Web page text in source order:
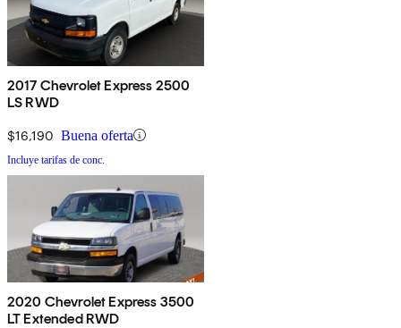
2017 Chevrolet Express 2500
LS RWD
$16,190 Buena oferta
Incluye tarifas de conc.
2020 Chevrolet Express 3500
LT Extended RWD